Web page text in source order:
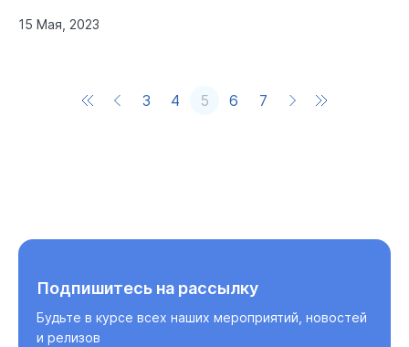
15 Мая, 2023
3 4 5 6 7
Подпишитесь на рассылку
Будьте в курсе всех наших мероприятий, новостей
и релизов